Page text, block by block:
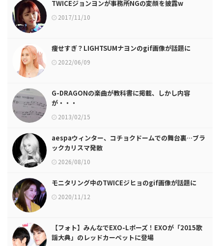
TWICEジョンヨンが事務所NGの変顔を披露w
2017/11/10
痩せすぎ？LIGHTSUMナヨンのgif画像が話題に
2022/06/09
G-DRAGONの楽曲が教科書に掲載、しかし内容
が・・・
2013/02/15
aespaウィンター、コチョクドームでの舞台裏…ブラ
ックカリスマ発散
2026/08/10
モニタリング中のTWICEジヒョのgif画像が話題に
2020/11/12
【フォト】みんなでEXO-Lポーズ！EXOが「2015歌
謡大典」のレッドカーペットに登場